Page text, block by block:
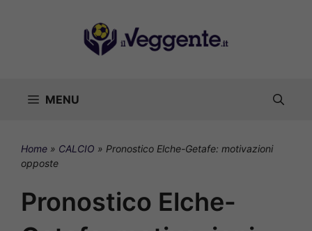
MENU
Home » CALCIO » Pronostico Elche-Getafe: motivazioni
opposte
Pronostico Elche-